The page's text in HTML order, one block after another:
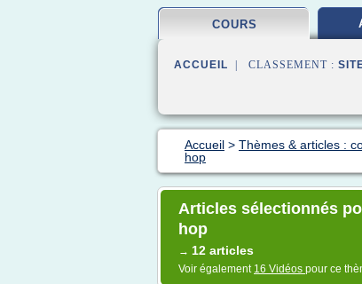
COURS
ACCUEIL | CLASSEMENT :
Accueil > Thèmes & articles :
hop
Articles sélectionnés
hop
→ 12 articles
Voir également 16 Vidéos pour ce